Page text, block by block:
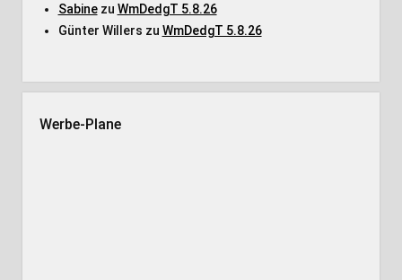
Sabinezu WmDedgT 5.8.26
Günter Willers zu WmDedgT 5.8.26
Werbe-Plane